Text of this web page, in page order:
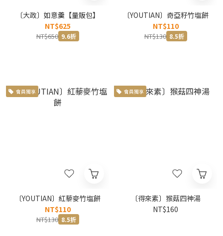
〔大政〕如意羹【量販包】
NT$625
NT$650 9.6折
〔YOUTIAN〕奇亞籽竹塩餅
NT$110
NT$130 8.5折
會員獨享
〔YOUTIAN〕紅藜麥竹塩餅
NT$110
NT$130 8.5折
會員獨享
〔得來素〕猴菇四神湯
NT$160